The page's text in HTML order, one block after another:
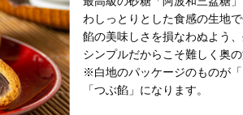
わしっとりとした食感の生地で
餡の美味しさを損なわぬよう、
シンプルだからこそ難しく奥の
※白地のパッケージのものが
「つぶ餡」になります。